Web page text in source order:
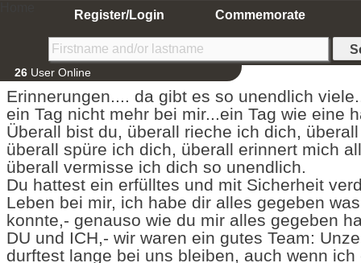
Register/Login Commemorate
26 User Online
Erinnerungen.... da gibt es so unendlich
ein Tag nicht mehr bei mir...ein Tag wie eine
Überall bist du, überall rieche ich dich,
überall spüre ich dich, überall erinnert mich
überall vermisse ich dich so unendlich.
Du hattest ein erfülltes und mit Sicherheit
Leben bei mir, ich habe dir alles gegeben
konnte,- genauso wie du mir alles gegeben
DU und ICH,- wir waren ein gutes Team:
durftest lange bei uns bleiben, auch wenn